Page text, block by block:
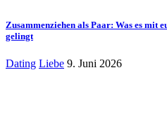
Zusammenziehen als Paar: Was es mit
gelingt
Dating Liebe 9. Juni 2026